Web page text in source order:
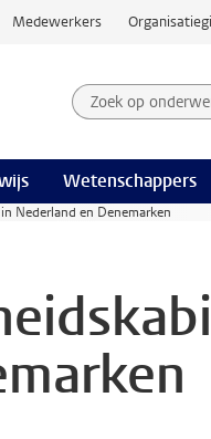
Medewerkers
Zoek op
Zoekterm
Wetenschappers
Nederland en Denemarken